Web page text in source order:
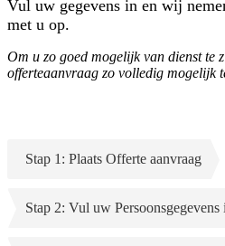
Vul uw gegevens in en wij
met u op.
Om u zo goed mogelijk van dienst te
offerteaanvraag zo volledig mogelijk
Stap 1: Plaats Offerte aanvraag
Stap 2: Vul uw Persoonsgegevens